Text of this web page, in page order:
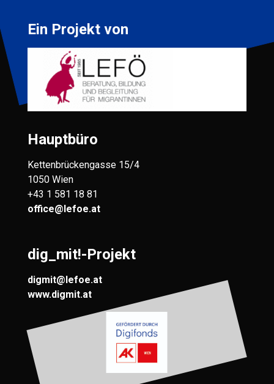
Ein Projekt von
Hauptbüro
Kettenbrückengasse 15/4
1050 Wien
+43 1 581 18 81
office@lefoe.at
dig_mit!-Projekt
digmit@lefoe.at
www.digmit.at